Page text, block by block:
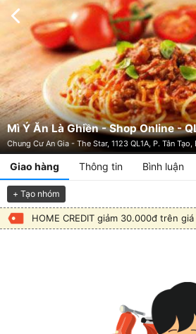
Mì Ý Ăn Là Ghiền - Shop Online -
Giao hàng Thông tin Bình luận
+ Tạo nhóm
HOME CREDIT giảm 30.000đ trên giá